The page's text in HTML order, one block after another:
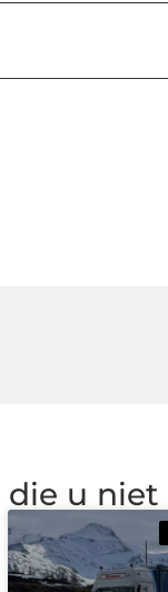
die u niet